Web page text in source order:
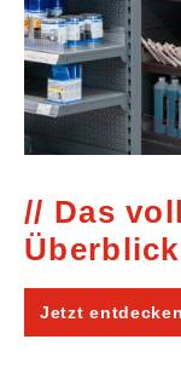
Das
Überblick
Jetzt entdecken